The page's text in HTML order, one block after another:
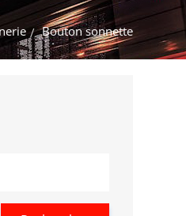
Bouton sonnette